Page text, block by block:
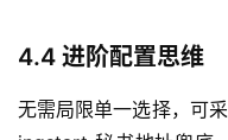
球
支
4.4 进阶配置思维
无需局限单一选择，可